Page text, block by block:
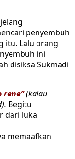
penyembuh
itu. Lalu orang
ini
disiksa Sukmadi
rene”(kalau
Begitu
dari luka
memaafkan